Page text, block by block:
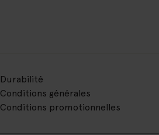
Durabilité
Conditions générales
Conditions promotionnelles